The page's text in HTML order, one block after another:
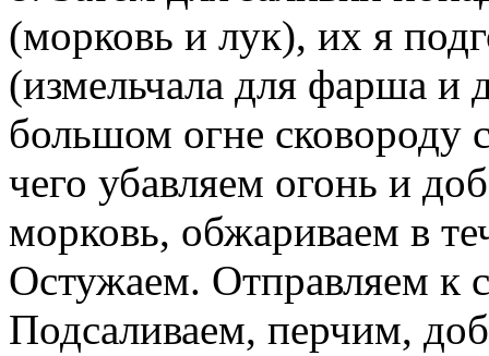
(морковь и лук), их я
(измельчала для фарша и
большом огне сковороду
чего убавляем огонь и
морковь, обжариваем в
Остужаем. Отправляем к
Подсаливаем, перчим,